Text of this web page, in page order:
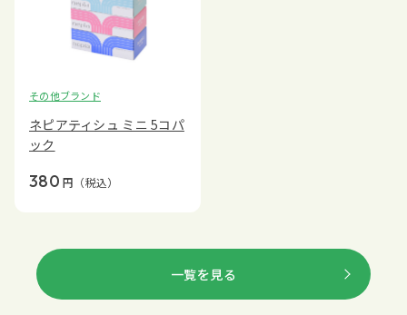
その他ブランド
ネピアティシュ ミニ 5コパ
ック
380 円 （税込）
一覧を見る